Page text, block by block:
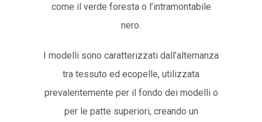
come il verde foresta o l’intramontabile
nero.
I modelli sono caratterizzati dall’alternanza
tra tessuto ed ecopelle, utilizzata
prevalentemente per il fondo dei modelli o
per le patte superiori, creando un